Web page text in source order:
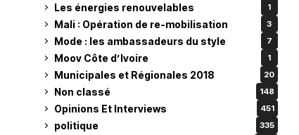
Les énergies renouvelables 1
Mali : Opération de re-mobilisation 3
Mode : les ambassadeurs du style 7
Moov Côte d’Ivoire 1
Municipales et Régionales 2018 20
Non classé 148
Opinions Et Interviews 451
politique 335